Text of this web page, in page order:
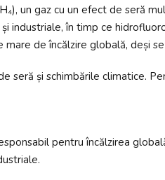
un gaz cu un efect de seră
în timp ce
de încălzire globală, deși
seră și schimbările climatice.
pentru încălzirea